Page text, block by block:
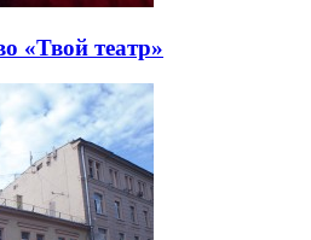
«Твой театр»